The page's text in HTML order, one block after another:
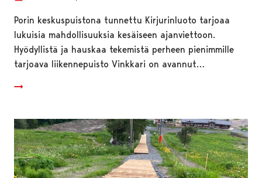
Porin keskuspuistona tunnettu Kirjurinluoto tarjoaa
lukuisia mahdollisuuksia kesäiseen ajanviettoon.
Hyödyllistä ja hauskaa tekemistä perheen pienimmille
tarjoava liikennepuisto Vinkkari on avannut…